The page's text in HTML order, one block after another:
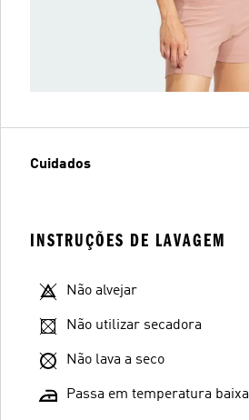
Cuidados
INSTRUÇÕES DE LAVAGEM
Não alvejar
Não utilizar secadora
Não lava a seco
Passa em temperatura baixa